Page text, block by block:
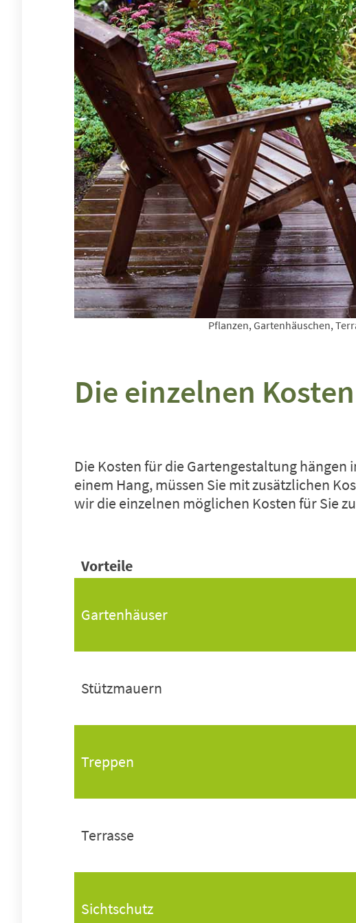
Pflanzen, Gartenhäuschen,
Die einzelnen
Die Kosten für die Gartengestaltung
einem Hang, müssen Sie mit zusätzlichen
wir die einzelnen möglichen Kosten für Sie
Vorteile
Gartenhäuser
Stützmauern
Treppen
Terrasse
Sichtschutz